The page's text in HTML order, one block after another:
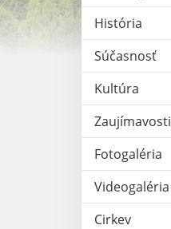
História
Súčasnosť
Kultúra
Zaujímavosti
Fotogaléria
Videogaléria
Cirkev